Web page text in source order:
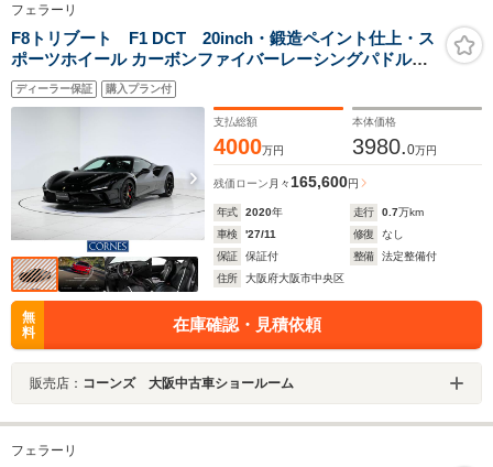
フェラーリ
F8トリブート F1 DCT 20inch・鍛造ペイント仕上・ス
ポーツホイール カーボンファイバーレーシングパドル
LED付カーボンファイバー製ドライバー・ゾーン カーボ
ンファイバーインナードアハンドル カーボンファイバー
ディーラー保証 購入プラン付
支払総額
4000万円
本体価格
3980.0万円
残価ローン 月々 165,600円
年式 2020年 走行 0.7万km
車検
'27/11 修復
なし
保証
保証付 整備
法定整備付
住所
大阪府大阪市中央区
無
料
在庫確認・見積依頼
販売店： コーンズ 大阪中古車ショールーム
フェラーリ